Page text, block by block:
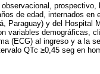
prospectivo,
de edad, internados
Paraguay) y del Hospital
variables demográficas,
(ECG) al ingreso y a la
QTc ≥0,45 seg en